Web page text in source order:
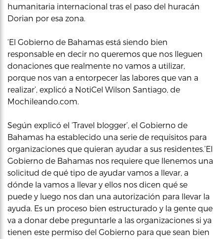
humanitaria internacional tras el paso del huracán
Dorian por esa zona.
‘El Gobierno de Bahamas está siendo bien
responsable en decir no queremos que nos lleguen
donaciones que realmente no vamos a utilizar,
porque nos van a entorpecer las labores que van a
realizar’, explicó a NotiCel Wilson Santiago, de
Mochileando.com.
Según explicó el ‘Travel blogger’, el Gobierno de
Bahamas ha establecido una serie de requisitos para
organizaciones que quieran ayudar a sus residentes.’El
Gobierno de Bahamas nos requiere que llenemos una
solicitud de qué tipo de ayudar vamos a llevar, a
dónde la vamos a llevar y ellos nos dicen qué se
puede y luego nos dan una autorización para llevar la
ayuda. Es un proceso bien estructurado y la gente que
va a donar debe preguntarle a las organizaciones si ya
tienen este permiso del Gobierno para que sean bien